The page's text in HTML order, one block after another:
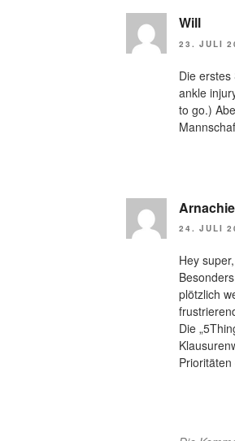
Will
23. JULI
Die
ankle
to go.)
Arnachie
24. JULI
Hey
plötzlich
Die